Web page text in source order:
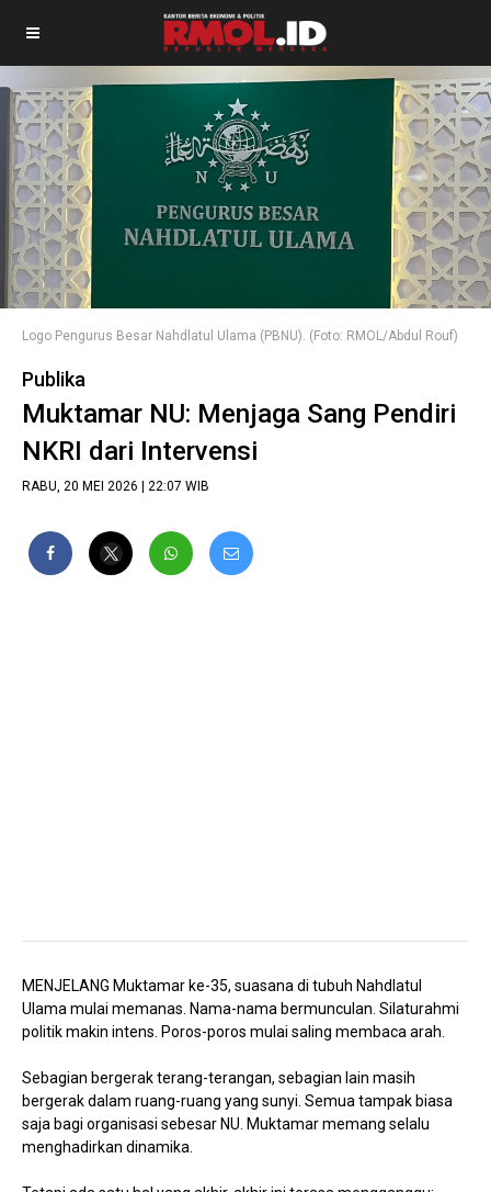
Logo Pengurus Besar Nahdlatul Ulama (PBNU). (Foto: RMOL/Abdul Rouf)
Publika
Muktamar NU: Menjaga Sang Pendiri
NKRI dari Intervensi
RABU, 20 MEI 2026 | 22:07 WIB
MENJELANG Muktamar ke-35, suasana di tubuh Nahdlatul
Ulama mulai memanas. Nama-nama bermunculan. Silaturahmi
politik makin intens. Poros-poros mulai saling membaca arah.
Sebagian bergerak terang-terangan, sebagian lain masih
bergerak dalam ruang-ruang yang sunyi. Semua tampak biasa
saja bagi organisasi sebesar NU. Muktamar memang selalu
menghadirkan dinamika.